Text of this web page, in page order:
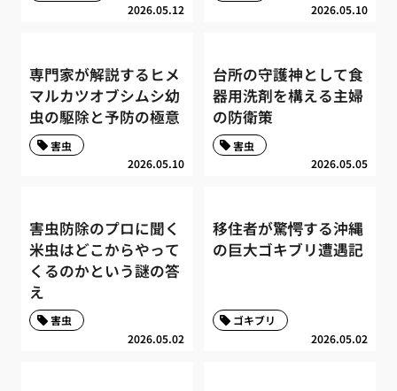
2026.05.12 2026.05.10
専門家が解説するヒメ
マルカツオブシムシ幼
虫の駆除と予防の極意
2026.05.10
害虫
台所の守護神として食
器用洗剤を構える主婦
の防衛策
2026.05.05
害虫
害虫防除のプロに聞く
米虫はどこからやって
くるのかという謎の答
え
2026.05.02
害虫
移住者が驚愕する沖縄
の巨大ゴキブリ遭遇記
2026.05.02
ゴキブリ